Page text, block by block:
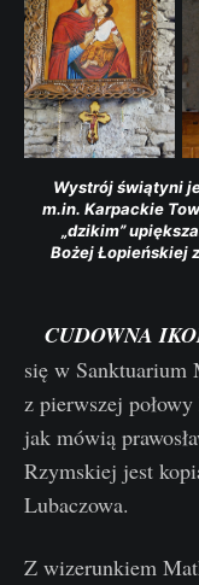
Wystrój świątyni
m.in. Karpackie
„dzikim”
CUDOWNA
się w
z pierwszej
jak mówią
Rzymskiej jest
Lubaczowa.
Z wizerunkiem